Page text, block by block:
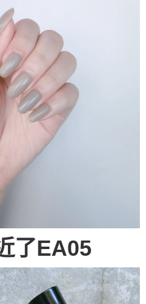
了EA05